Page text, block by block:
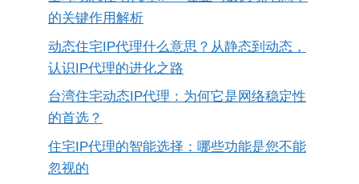
的关键作用解析
动态住宅IP代理什么意思？从静态到动态，
认识IP代理的进化之路
台湾住宅动态IP代理：为何它是网络稳定性
的首选？
住宅IP代理的智能选择：哪些功能是您不能
忽视的